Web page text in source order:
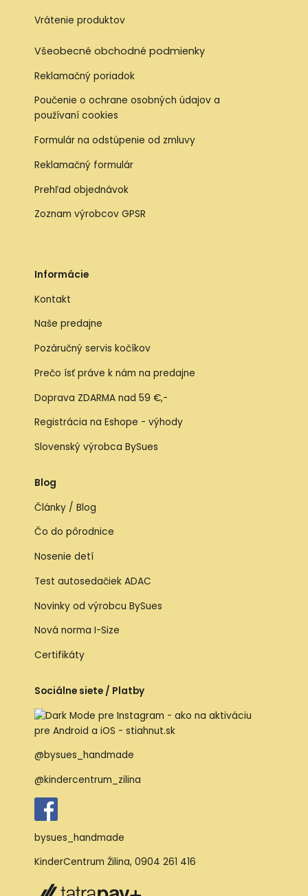
Vrátenie produktov
Všeobecné obchodné podmienky
Reklamačný poriadok
Poučenie o ochrane osobných údajov a
používaní cookies
Formulár na odstúpenie od zmluvy
Reklamačný formulár
Prehľad objednávok
Zoznam výrobcov GPSR
Informácie
Kontakt
Naše predajne
Pozáručný servis kočíkov
Prečo ísť práve k nám na predajne
Doprava ZDARMA nad 59 €,-
Registrácia na Eshope - výhody
Slovenský výrobca BySues
Blog
Články / Blog
Čo do pôrodnice
Nosenie detí
Test autosedačiek ADAC
Novinky od výrobcu BySues
Nová norma I-Size
Certifikáty
Sociálne siete / Platby
@bysues_handmade
@kindercentrum_zilina
bysues_handmade
KinderCentrum Žilina, 0904 261 416